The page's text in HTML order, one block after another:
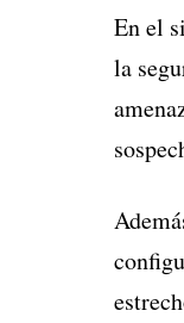
En el
la